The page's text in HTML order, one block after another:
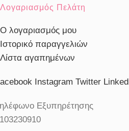
Λογαριασμός Πελάτη
Ο λογαριασμός μου
Ιστορικό παραγγελιών
Λίστα αγαπημένων
Instagram Twitter
Εξυπηρέτησης